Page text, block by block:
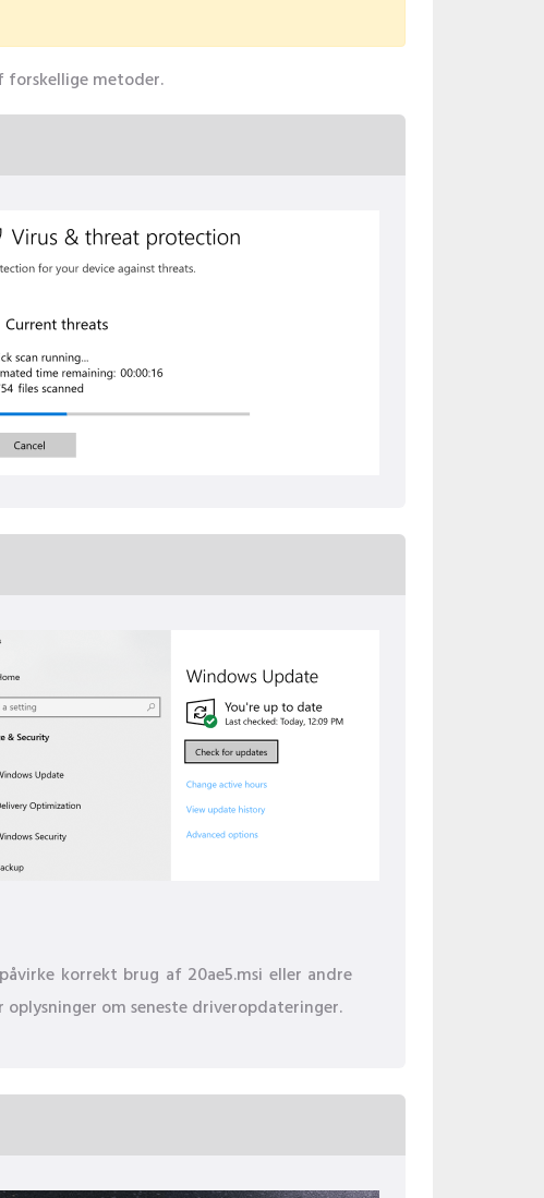
metoder.
korrekt brug af 20ae5.msi eller andre
om seneste driveropdateringer.